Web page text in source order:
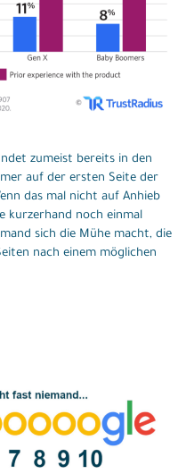
zumeist bereits in den
auf der ersten Seite der
das mal nicht auf Anhieb
kurzerhand noch einmal
sich die Mühe macht, die
nach einem möglichen